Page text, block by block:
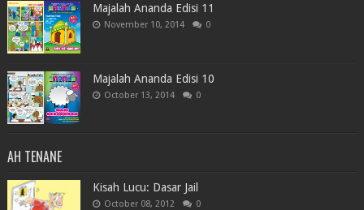
Majalah Ananda Edisi 11
November 10, 2014 0
Majalah Ananda Edisi 10
October 13, 2014 0
AH TENANE
Kisah Lucu: Dasar Jail
October 08, 2012 0